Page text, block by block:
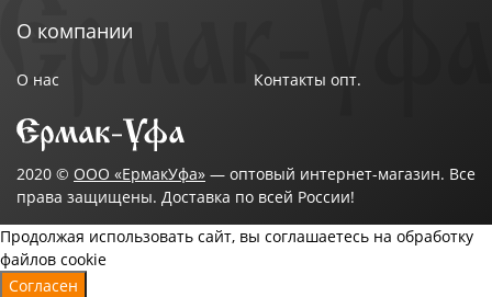
О компании
О нас Контакты опт.
2020 © ООО «ЕрмакУфа» — оптовый интернет-магазин. Все
права защищены. Доставка по всей России!
Продолжая использовать сайт, вы соглашаетесь на обработку
файлов cookie
Согласен